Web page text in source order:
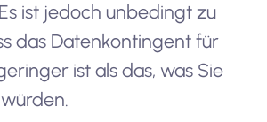
ist jedoch unbedingt zu
das Datenkontingent für
ist als das, was Sie